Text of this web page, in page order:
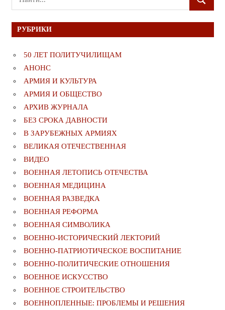
для:
ПОИСК
РУБРИКИ
50 ЛЕТ ПОЛИТУЧИЛИЩАМ
АНОНС
АРМИЯ И КУЛЬТУРА
АРМИЯ И ОБЩЕСТВО
АРХИВ ЖУРНАЛА
БЕЗ СРОКА ДАВНОСТИ
В ЗАРУБЕЖНЫХ АРМИЯХ
ВЕЛИКАЯ ОТЕЧЕСТВЕННАЯ
ВИДЕО
ВОЕННАЯ ЛЕТОПИСЬ ОТЕЧЕСТВА
ВОЕННАЯ МЕДИЦИНА
ВОЕННАЯ РАЗВЕДКА
ВОЕННАЯ РЕФОРМА
ВОЕННАЯ СИМВОЛИКА
ВОЕННО-ИСТОРИЧЕСКИЙ ЛЕКТОРИЙ
ВОЕННО-ПАТРИОТИЧЕСКОЕ ВОСПИТАНИЕ
ВОЕННО-ПОЛИТИЧЕСКИE ОТНОШЕНИЯ
ВОЕННОЕ ИСКУССТВО
ВОЕННОЕ СТРОИТЕЛЬСТВО
ВОЕННОПЛЕННЫЕ: ПРОБЛЕМЫ И РЕШЕНИЯ